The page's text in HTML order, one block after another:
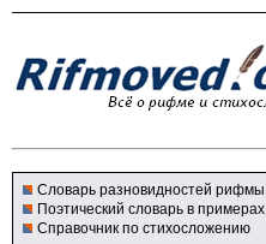
Словарь разновидностей рифмы
Поэтический словарь в примерах
Справочник по стихосложению